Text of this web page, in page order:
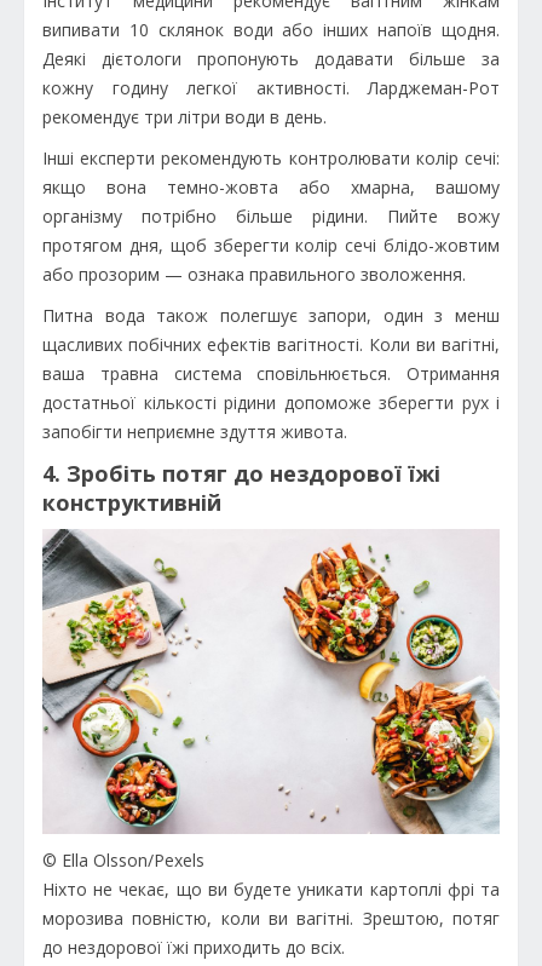
випивати 10 склянок води або інших напоїв щодня.
Деякі дієтологи пропонують додавати більше за
кожну годину легкої активності. Ларджеман-Рот
рекомендує три літри води в день.
Інші експерти рекомендують контролювати колір сечі:
якщо вона темно-жовта або хмарна, вашому
організму потрібно більше рідини. Пийте вожу
протягом дня, щоб зберегти колір сечі блідо-жовтим
або прозорим — ознака правильного зволоження.
Питна вода також полегшує запори, один з менш
щасливих побічних ефектів вагітності. Коли ви вагітні,
ваша травна система сповільнюється. Отримання
достатньої кількості рідини допоможе зберегти рух і
запобігти неприємне здуття живота.
4. Зробіть потяг до нездорової їжі
конструктивній
© Ella Olsson/Рexels
Ніхто не чекає, що ви будете уникати картоплі фрі та
морозива повністю, коли ви вагітні. Зрештою, потяг
до нездорової їжі приходить до всіх.